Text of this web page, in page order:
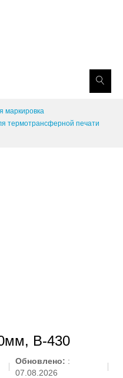
маркировка
термотрансферной печати
B-430
Обновлено: :
07.08.2026